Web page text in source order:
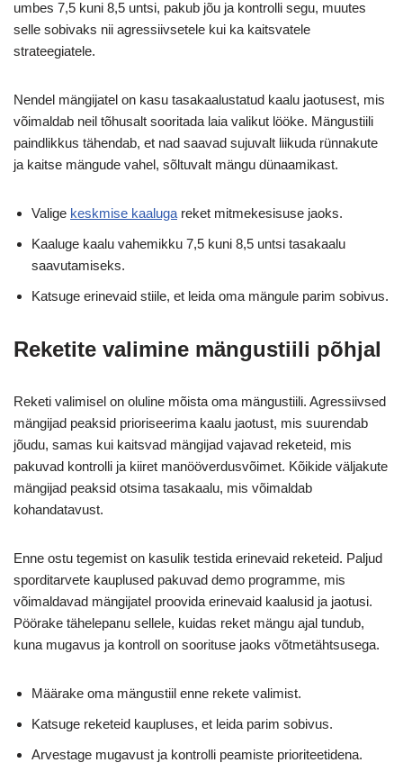
umbes 7,5 kuni 8,5 untsi, pakub jõu ja kontrolli segu, muutes
selle sobivaks nii agressiivsetele kui ka kaitsvatele
strateegiatele.
Nendel mängijatel on kasu tasakaalustatud kaalu jaotusest, mis
võimaldab neil tõhusalt sooritada laia valikut lööke. Mängustiili
paindlikkus tähendab, et nad saavad sujuvalt liikuda rünnakute
ja kaitse mängude vahel, sõltuvalt mängu dünaamikast.
Valige keskmise kaaluga reket mitmekesisuse jaoks.
Kaaluge kaalu vahemikku 7,5 kuni 8,5 untsi tasakaalu
saavutamiseks.
Katsuge erinevaid stiile, et leida oma mängule parim sobivus.
Reketite valimine mängustiili põhjal
Reketi valimisel on oluline mõista oma mängustiili. Agressiivsed
mängijad peaksid prioriseerima kaalu jaotust, mis suurendab
jõudu, samas kui kaitsvad mängijad vajavad reketeid, mis
pakuvad kontrolli ja kiiret manööverdusvõimet. Kõikide väljakute
mängijad peaksid otsima tasakaalu, mis võimaldab
kohandatavust.
Enne ostu tegemist on kasulik testida erinevaid reketeid. Paljud
sporditarvete kauplused pakuvad demo programme, mis
võimaldavad mängijatel proovida erinevaid kaalusid ja jaotusi.
Pöörake tähelepanu sellele, kuidas reket mängu ajal tundub,
kuna mugavus ja kontroll on soorituse jaoks võtmetähtsusega.
Määrake oma mängustiil enne rekete valimist.
Katsuge reketeid kaupluses, et leida parim sobivus.
Arvestage mugavust ja kontrolli peamiste prioriteetidena.